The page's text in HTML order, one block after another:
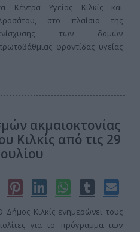
Κέντρα Υγείας Κιλκίς και
στο πλαίσιο της
των δομών
φροντίδας υγείας
ακμαιοκτονίας
Κιλκίς από τις 29
Δήμος Κιλκίς ενημερώνει τους
για το πρόγραμμα των